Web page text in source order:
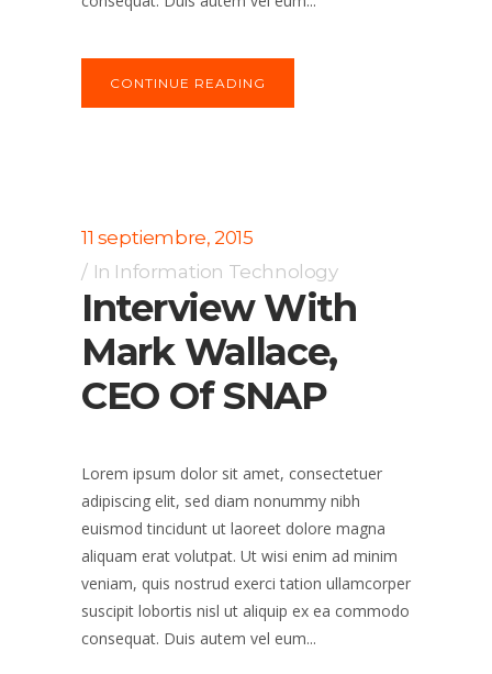
CONTINUE READING
11 septiembre, 2015
In Information Technology
Interview With
Mark Wallace,
CEO Of SNAP
Lorem ipsum dolor sit amet, consectetuer
adipiscing elit, sed diam nonummy nibh
euismod tincidunt ut laoreet dolore magna
aliquam erat volutpat. Ut wisi enim ad minim
veniam, quis nostrud exerci tation ullamcorper
suscipit lobortis nisl ut aliquip ex ea commodo
consequat. Duis autem vel eum...